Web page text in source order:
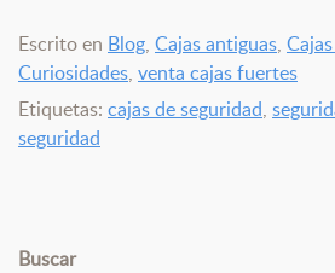
Escrito en Blog, Cajas antiguas,
Curiosidades, venta cajas fuertes
Etiquetas: cajas de seguridad,
seguridad
Buscar